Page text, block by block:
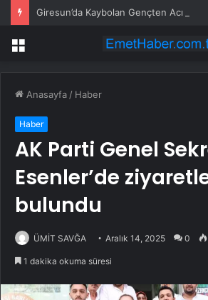
Giresun’da Kaybolan Gençten Acı Haber
Menü
Anasayfa / Haber
Haber
AK Parti Genel
Esenler’de
bulundu
ÜMİT SAVĞA Aralık 14, 2025 0
1 dakika okuma süresi